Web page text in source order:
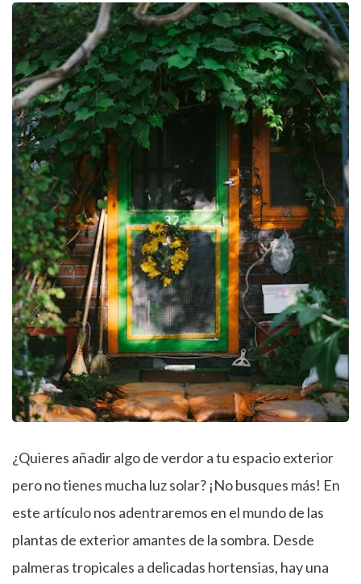
¿Quieres añadir algo de verdor a tu espacio exterior
pero no tienes mucha luz solar? ¡No busques más! En
este artículo nos adentraremos en el mundo de las
plantas de exterior amantes de la sombra. Desde
palmeras tropicales a delicadas hortensias, hay una